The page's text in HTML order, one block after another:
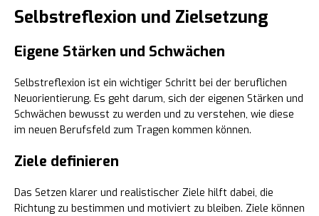
Selbstreflexion und Zielsetzung
Eigene Stärken und Schwächen
Selbstreflexion ist ein wichtiger Schritt bei der beruflichen
Neuorientierung. Es geht darum, sich der eigenen Stärken und
Schwächen bewusst zu werden und zu verstehen, wie diese
im neuen Berufsfeld zum Tragen kommen können.
Ziele definieren
Das Setzen klarer und realistischer Ziele hilft dabei, die
Richtung zu bestimmen und motiviert zu bleiben. Ziele können